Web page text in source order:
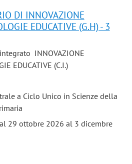
DI INNOVAZIONE
EDUCATIVE (G.H) - 3
INNOVAZIONE
EDUCATIVE (C.I.)
a Ciclo Unico in Scienze della
29 ottobre 2026 al 3 dicembre